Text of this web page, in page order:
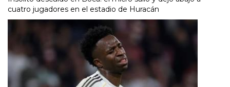
cuatro jugadores en el estadio de Huracán